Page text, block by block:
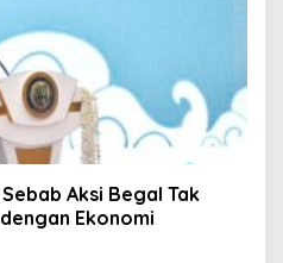
Aksi Begal Tak
Ekonomi